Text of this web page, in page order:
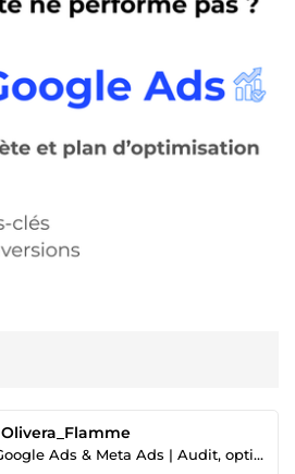
Olivera_Flamme
Consultante Google Ads & Meta Ads | Audit, optimisation et génération de leads